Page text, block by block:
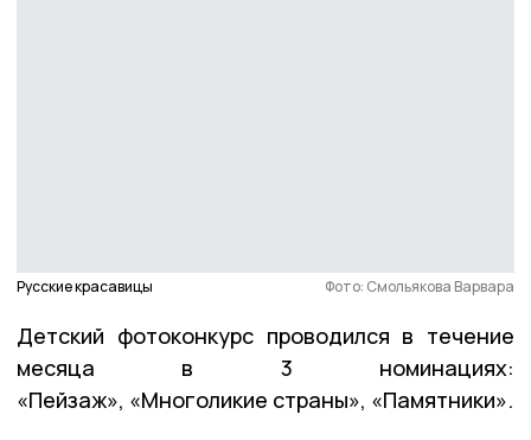
Русские красавицы Фото: Смольякова Варвара
Детский фотоконкурс проводился в течение
месяца в 3 номинациях:
«Пейзаж», «Многоликие страны», «Памятники».